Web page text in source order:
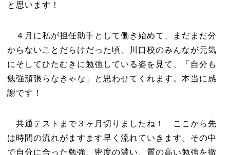
と思います！
４月に私が担任助手として働き始めて、まだまだ分
からないことだらけだった頃、川口校のみんなが元気
にそしてひたむきに勉強している姿を見て、「自分も
勉強頑張らなきゃな」と思わせてくれます。本当に感
謝です！
共通テストまで３ヶ月切りましたね！ ここから先
は時間の流れがますます早く流れていきます。その中
で自分に合った勉強、密度の濃い、質の高い勉強を徹